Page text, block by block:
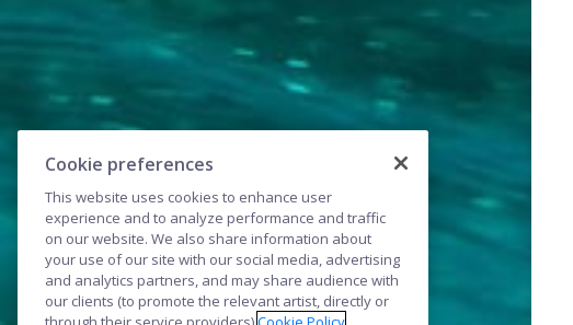
Cookie preferences
This website uses cookies to enhance user
experience and to analyze performance and traffic
on our website. We also share information about
your use of our site with our social media, advertising
and analytics partners, and may share audience with
our clients (to promote the relevant artist, directly or